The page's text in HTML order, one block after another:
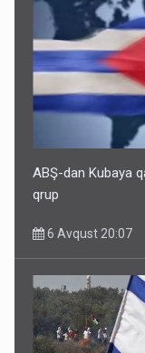
ABŞ-dan Kubaya
qrup
6 Avqust 20:07